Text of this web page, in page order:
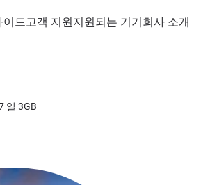
이드고객 지원지원되는 기기회사 소개
일 3GB